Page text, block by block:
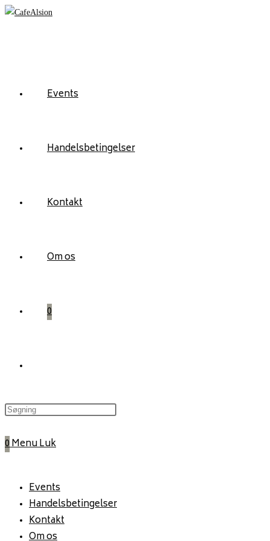
Skip
Events
Handelsbetingelser
Kontakt
Om os
0
website
0MenuLuk
Events
Handelsbetingelser
Kontakt
Om os